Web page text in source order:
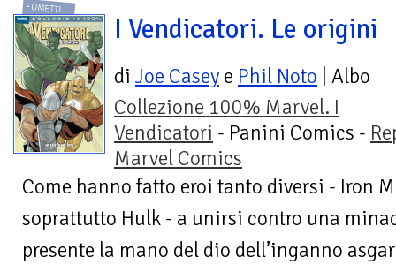
FUMETTI
I Vendicatori. Le origini
di Joe Casey e Phil Noto | Albo
Collezione 100% Marvel. I
Vendicatori - Panini Comics -
Marvel Comics
Come hanno fatto eroi tanto diversi - Iron
soprattutto Hulk - a unirsi contro una
presente la mano del dio dell’inganno